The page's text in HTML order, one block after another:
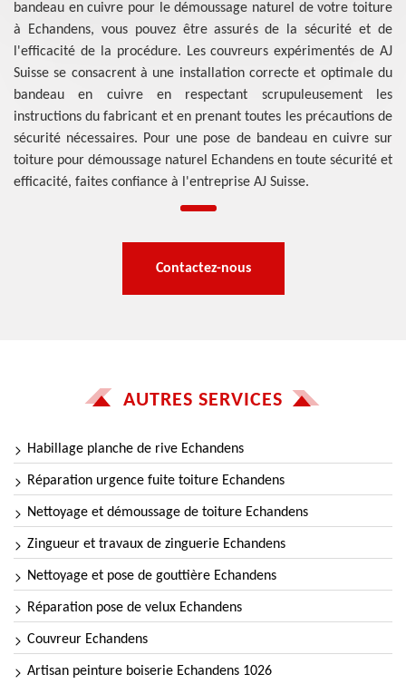
bandeau en cuivre pour le démoussage naturel de votre toiture
à Echandens, vous pouvez être assurés de la sécurité et de
l'efficacité de la procédure. Les couvreurs expérimentés de AJ
Suisse se consacrent à une installation correcte et optimale du
bandeau en cuivre en respectant scrupuleusement les
instructions du fabricant et en prenant toutes les précautions de
sécurité nécessaires. Pour une pose de bandeau en cuivre sur
toiture pour démoussage naturel Echandens en toute sécurité et
efficacité, faites confiance à l'entreprise AJ Suisse.
Contactez-nous
AUTRES SERVICES
Habillage planche de rive Echandens
Réparation urgence fuite toiture Echandens
Nettoyage et démoussage de toiture Echandens
Zingueur et travaux de zinguerie Echandens
Nettoyage et pose de gouttière Echandens
Réparation pose de velux Echandens
Couvreur Echandens
Artisan peinture boiserie Echandens 1026